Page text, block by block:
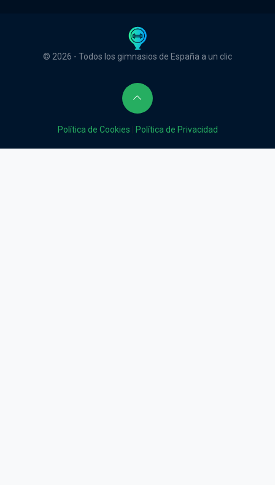
© 2026 - Todos los gimnasios de España a un clic
Política de Cookies Política de Privacidad